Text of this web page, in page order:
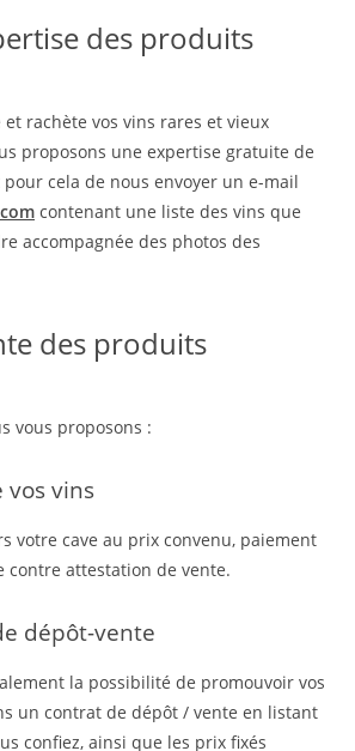
des produits
et rachète vos vins rares et vieux
proposons une expertise gratuite de
cela de nous envoyer un e-mail
contenant une liste des vins que
accompagnée des photos des
des produits
vous proposons :
vos vins
votre cave au prix convenu, paiement
contre attestation de vente.
dépôt-vente
la possibilité de promouvoir vos
un contrat de dépôt / vente en listant
confiez, ainsi que les prix fixés